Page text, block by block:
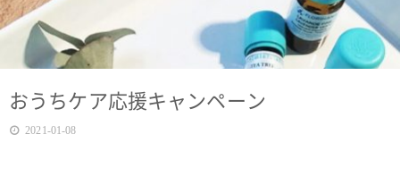
おうちケア応援キャンペーン
2021-01-08